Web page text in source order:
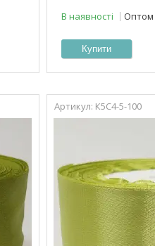
В наявності Оптом
Купити
К5С4-5-100